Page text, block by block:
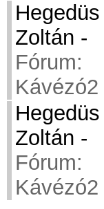
Hegedüs
Zoltán -
Fórum:
Kávézó2
Hegedüs
Zoltán -
Fórum:
Kávézó2